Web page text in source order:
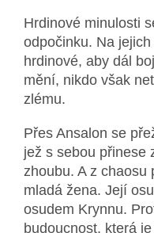
Hrdinové minulosti
odpočinku. Na
hrdinové, aby dál
mění, nikdo však
zlému.
Přes Ansalon se
jež s sebou přinese
zhoubu. A z chaosu
mladá žena. Její
osudem Krynnu.
budoucnost, která